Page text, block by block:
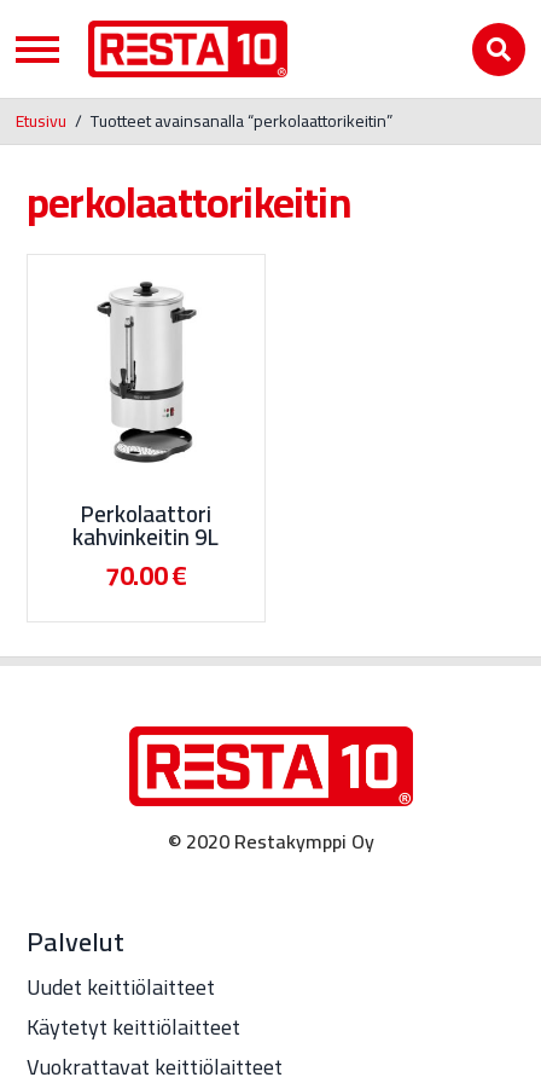
Etusivu / Tuotteet avainsanalla “perkolaattorikeitin”
perkolaattorikeitin
Perkolaattori
kahvinkeitin 9L
70.00€
© 2020 Restakymppi Oy
Palvelut
Uudet keittiölaitteet
Käytetyt keittiölaitteet
Vuokrattavat keittiölaitteet